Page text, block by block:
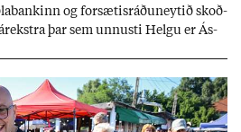
og for­sæt­is­ráðu­neyt­ið skoð­
þar sem unnusti Helgu er Ás­